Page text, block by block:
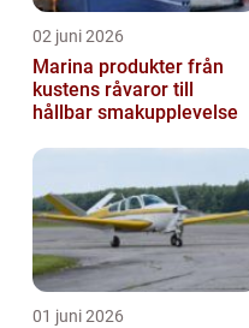
02 juni 2026
Marina produkter från
kustens råvaror till
hållbar smakupplevelse
01 juni 2026